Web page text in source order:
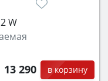
W
13 290 в корзину